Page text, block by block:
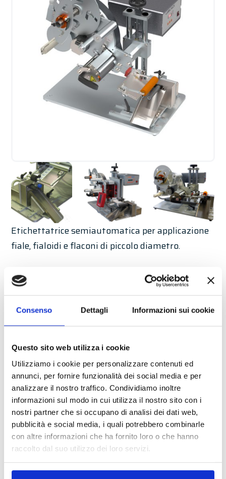
Consenso Dettagli Informazioni sui cookie
Questo sito web utilizza i cookie
Utilizziamo i cookie per personalizzare contenuti ed
annunci, per fornire funzionalità dei social media e per
analizzare il nostro traffico. Condividiamo inoltre
informazioni sul modo in cui utilizza il nostro sito con i
nostri partner che si occupano di analisi dei dati web,
pubblicità e social media, i quali potrebbero combinarle
con altre informazioni che ha fornito loro o che hanno
raccolto dal suo utilizzo dei loro servizi.
Leggi la nostra
Etichettatrice semiautomatica per applicazione
fiale, fialoidi e flaconi di piccolo diametro.
Caratteristiche standard
Presvolgitore meccanico
Fotocellula stop standard
Posizionatore prodotti a rulli motorizzati
Rullo applicatore con sensore di start
Accessori opzionali
Fotocellula per etichette trasparenti
Gruppi codifica a caldo
Gruppi stampanti a trasferimento termico
Base di sostegno a terra con ruote